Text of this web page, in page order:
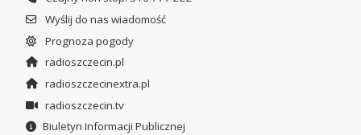
Wyślij do nas wiadomość
Prognoza pogody
radioszczecin.pl
radioszczecinextra.pl
radioszczecin.tv
Biuletyn Informacji Publicznej